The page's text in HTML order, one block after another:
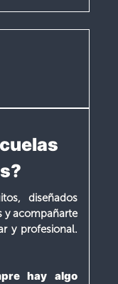
diseñados
y acompañarte
y profesional.
hay algo